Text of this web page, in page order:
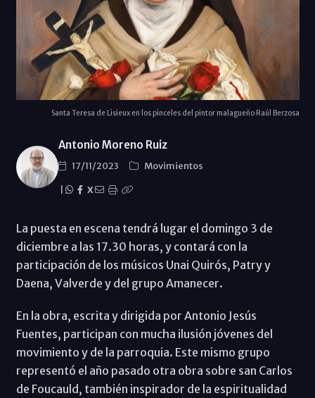
Santa Teresa de Lisieux en los pinceles del pintor malagueño Raúl Berzosa
Antonio Moreno Ruiz
17/11/2023
Movimientos
X
La puesta en escena tendrá lugar el domingo 3 de
diciembre a las 17.30 horas, y contará con la
participación de los músicos Unai Quirós, Patry y
Daena, Valverde y del grupo Amanecer.
En la obra, escrita y dirigida por Antonio Jesús
Fuentes, participan con mucha ilusión jóvenes del
movimiento y de la parroquia. Este mismo grupo
representó el año pasado otra obra sobre san Carlos
de Foucauld, también inspirador de la espiritualidad